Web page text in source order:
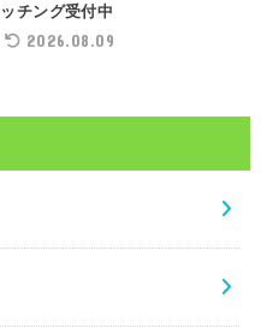
ッチング受付中
2026.08.09